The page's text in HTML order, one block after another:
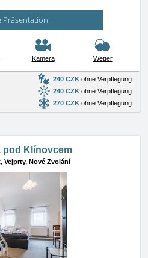
Präsentation
Kamera Wetter
240 CZK ohne Verpflegung
240 CZK ohne Verpflegung
270 CZK ohne Verpflegung
pod Klínovcem
Vejprty, Nové Zvolání